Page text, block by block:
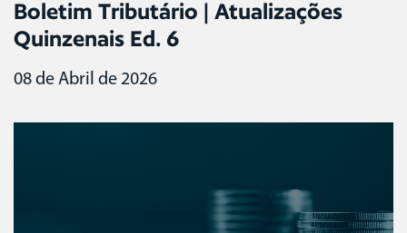
Boletim Tributário | Atualizações
Quinzenais Ed. 6
08 de Abril de 2026